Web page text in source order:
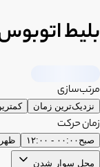
بلیط
مرتب‌سازی
نزدیک‌ترین زمان
زمان حرکت
صبح ۰۰:۰۰ - ۱۲:۰۰ ظهر
محل سوار شدن